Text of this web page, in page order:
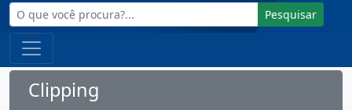
Pesquisar
Clipping